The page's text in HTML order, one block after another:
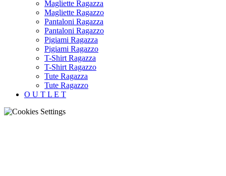
Magliette Ragazza
Magliette Ragazzo
Pantaloni Ragazza
Pantaloni Ragazzo
Pigiami Ragazza
Pigiami Ragazzo
T-Shirt Ragazza
T-Shirt Ragazzo
Tute Ragazza
Tute Ragazzo
O U T L E T